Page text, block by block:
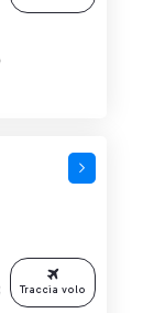
Traccia volo